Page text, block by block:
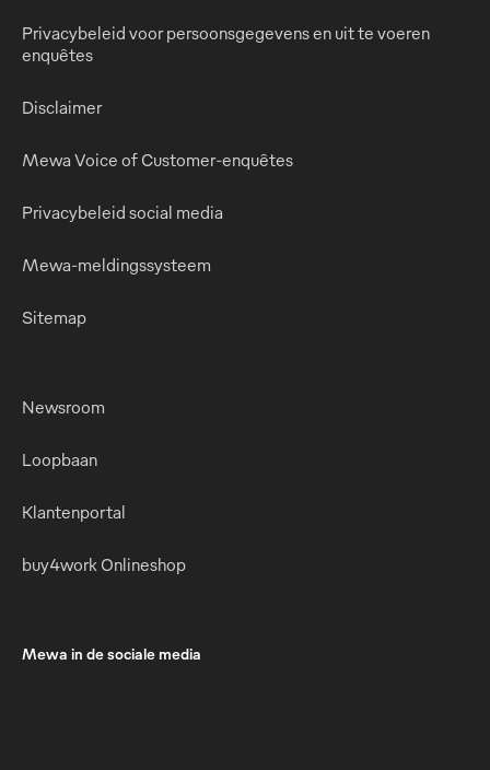
Privacybeleid voor persoonsgegevens en uit te voeren
enquêtes
Disclaimer
Mewa Voice of Customer-enquêtes
Privacybeleid social media
Mewa-meldingssysteem
Sitemap
Newsroom
Loopbaan
Klantenportal
buy4work Onlineshop
Mewa in de sociale media